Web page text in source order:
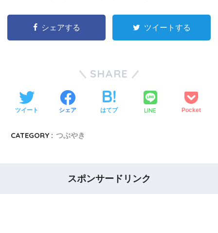
シェアする ツイートする
SHARE
ツイート シェア はてブ LINE Pocket
CATEGORY : つぶやき
スポンサードリンク